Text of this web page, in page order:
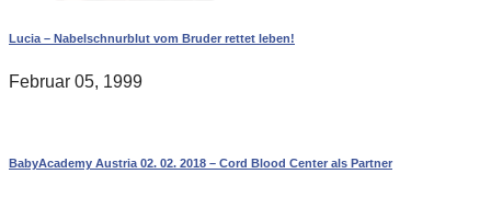
Lucia – Nabelschnurblut vom Bruder rettet leben!
Februar 05, 1999
BabyAcademy Austria 02. 02. 2018 – Cord Blood Center als Partner